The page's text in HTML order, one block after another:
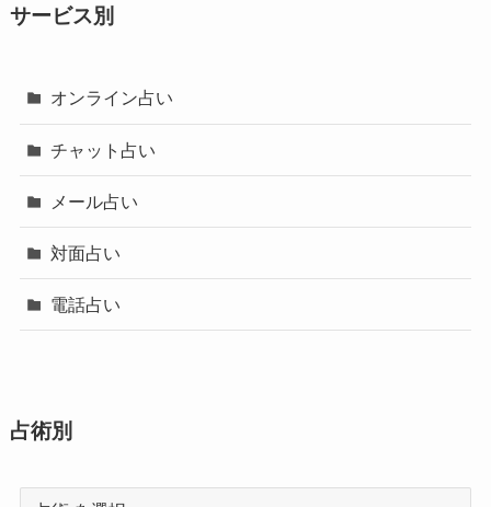
サービス別
オンライン占い
チャット占い
メール占い
対面占い
電話占い
占術別